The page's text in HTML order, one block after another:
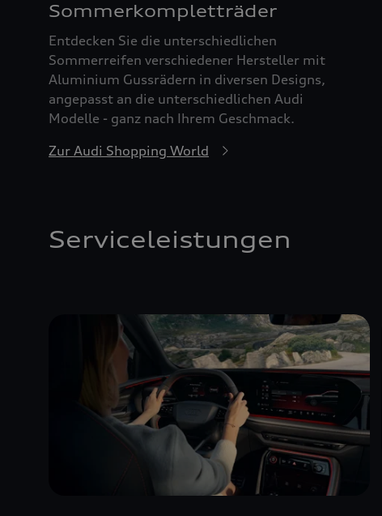
Sommerkompletträder
Entdecken Sie die unterschiedlichen
Sommerreifen verschiedener Hersteller mit
Aluminium Gussrädern in diversen Designs,
angepasst an die unterschiedlichen Audi
Modelle - ganz nach Ihrem Geschmack.
Zur Audi Shopping World
Serviceleistungen